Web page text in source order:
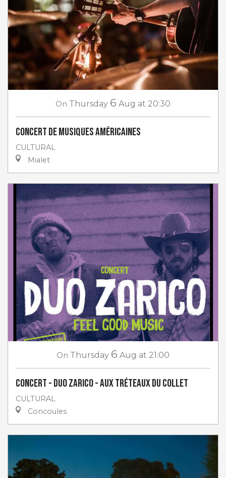
On Thursday 6 Aug at 20:30
Concert de musiques américaines
CULTURAL
Mialet
On Thursday 6 Aug at 21:00
Concert - Duo Zarico - aux Tréteaux du Collet
CULTURAL
Concoules